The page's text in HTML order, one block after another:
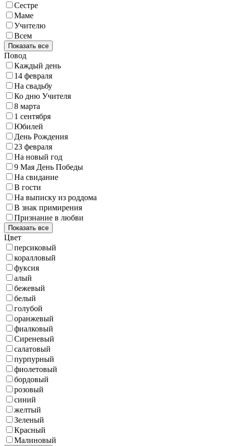
Сестре
Маме
Учителю
Всем
Показать все
Повод
Каждый день
14 февраля
На свадьбу
Ко дню Учителя
8 марта
1 сентября
Юбилей
День Рождения
23 февраля
На новый год
9 Мая День Победы
На свидание
В гости
На выписку из роддома
В знак примирения
Признание в любви
Показать все
Цвет
персиковый
коралловый
фуксия
алый
бежевый
белый
голубой
оранжевый
фиалковый
Сиреневый
салатовый
пурпурный
фиолетовый
бордовый
розовый
синий
желтый
Зеленый
Красный
Малиновый